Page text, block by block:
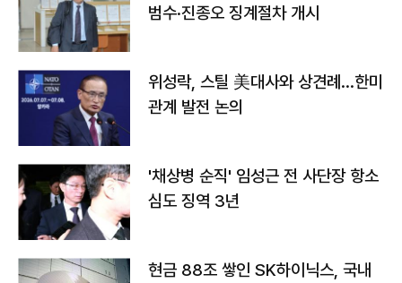
범수·진종오 징계절차 개시
위성락, 스틸 美대사와 상견례…한미
관계 발전 논의
'채상병 순직' 임성근 전 사단장 항소
심도 징역 3년
현금 88조 쌓인 SK하이닉스, 국내